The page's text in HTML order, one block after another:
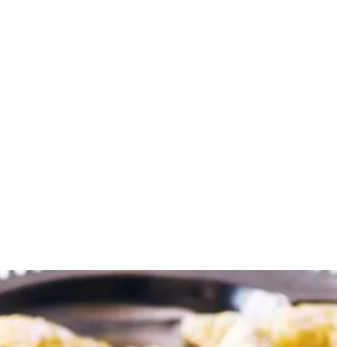
herfst kersthapjes